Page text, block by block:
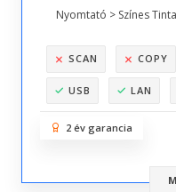
Nyomtató > Színes
SCAN COPY
USB LAN
2 év garancia